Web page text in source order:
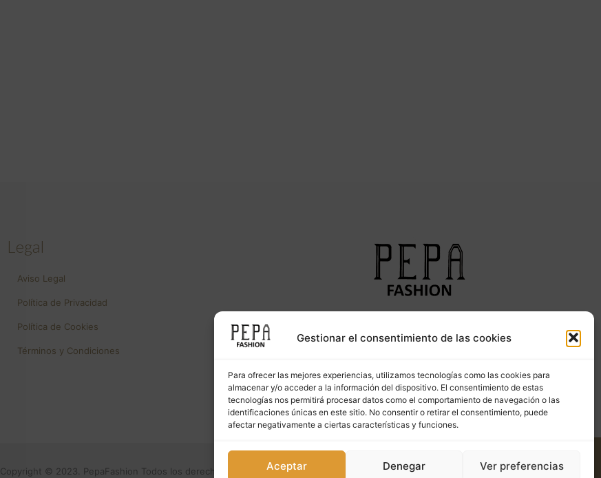
Gestionar el consentimiento de las cookies
Para ofrecer las mejores experiencias, utilizamos tecnologías como las cookies para
almacenar y/o acceder a la información del dispositivo. El consentimiento de estas
tecnologías nos permitirá procesar datos como el comportamiento de navegación o las
identificaciones únicas en este sitio. No consentir o retirar el consentimiento, puede
afectar negativamente a ciertas características y funciones.
Aceptar Denegar Ver preferencias
Legal
Aviso Legal
Política de Privacidad
Política de Cookies
Términos y Condiciones
Copyright © 2023. PepaFashion Todos los derechos reservados